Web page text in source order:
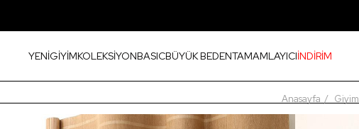
YENİGİYİMKOLEKSİYONBASICBÜYÜK BEDENTAMAMLAYICIİNDİRİM
Anasayfa Giyim